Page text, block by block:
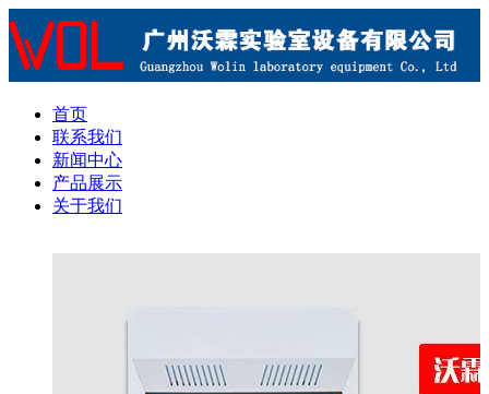
首页
联系我们
新闻中心
产品展示
关于我们